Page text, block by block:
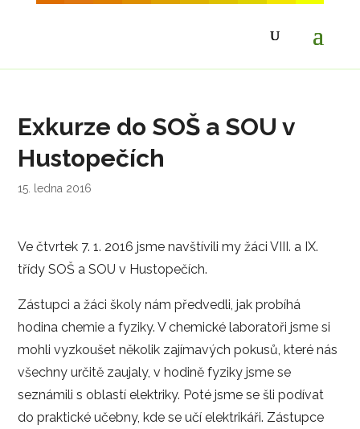
Exkurze do SOŠ a SOU v
Hustopečích
15. ledna 2016
Ve čtvrtek 7. 1. 2016 jsme navštívili my žáci VIII. a IX.
třídy SOŠ a SOU v Hustopečích.
Zástupci a žáci školy nám předvedli, jak probíhá
hodina chemie a fyziky. V chemické laboratoři jsme si
mohli vyzkoušet několik zajímavých pokusů, které nás
všechny určitě zaujaly, v hodině fyziky jsme se
seznámili s oblastí elektriky. Poté jsme se šli podívat
do praktické učebny, kde se učí elektrikáři. Zástupce